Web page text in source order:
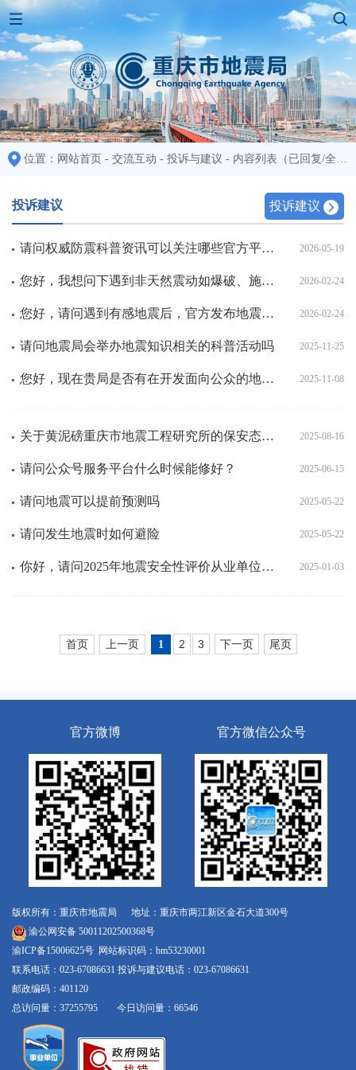
位置： 网站首页 - 交流互动 - 投诉与建议 - 内容列表 （已回复/全部：48/48)
投诉建议
投诉建议
请问权威防震科普资讯可以关注哪些官方平台？ 2026-05-19
您好，我想问下遇到非天然震动如爆破、施工等情况，如何与真实地震进行有效区分判断 2026-02-24
您好，请问遇到有感地震后，官方发布地震信息通常需要多长时间 2026-02-24
请问地震局会举办地震知识相关的科普活动吗 2025-11-25
您好，现在贵局是否有在开发面向公众的地震预警信息发布应用（包括安卓端、ios端）？ 2025-11-08
关于黄泥磅重庆市地震工程研究所的保安态度问题的投诉，作为一名外卖员在休息的时候我们把车停在旁边的树荫 2025-08-16
请问公众号服务平台什么时候能修好？ 2025-06-15
请问地震可以提前预测吗 2025-05-22
请问发生地震时如何避险 2025-05-22
你好，请问2025年地震安全性评价从业单位，什么时候开始征集？ 2025-01-03
首页 上一页 1 2 3 下一页 尾页
官方微博 官方微信公众号
版权所有：重庆市地震局 地址：重庆市两江新区金石大道300号
渝公网安备 50011202500368号
渝ICP备15006625号 网站标识码：bm53230001
联系电话：023-67086631 投诉与建议电话：023-67086631
邮政编码：401120
总访问量：37255795 今日访问量：66546